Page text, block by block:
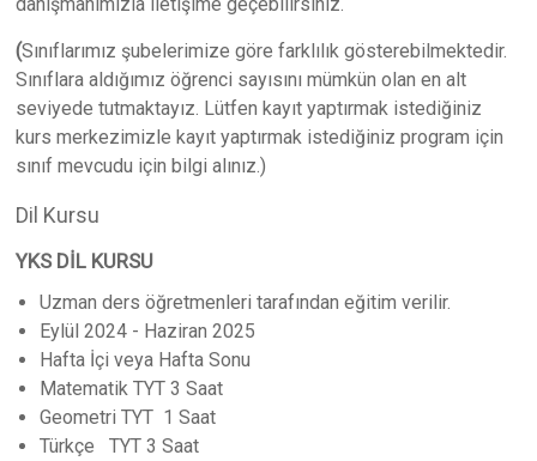
(Sınıflarımız şubelerimize göre farklılık gösterebilmektedir.
Sınıflara aldığımız öğrenci sayısını mümkün olan en alt
seviyede tutmaktayız. Lütfen kayıt yaptırmak istediğiniz
kurs merkezimizle kayıt yaptırmak istediğiniz program için
sınıf mevcudu için bilgi alınız.)
Dil Kursu
YKS DİL KURSU
Uzman ders öğretmenleri tarafından eğitim verilir.
Eylül 2024 - Haziran 2025
Hafta İçi veya Hafta Sonu
Matematik TYT 3 Saat
Geometri TYT 1 Saat
Türkçe TYT 3 Saat